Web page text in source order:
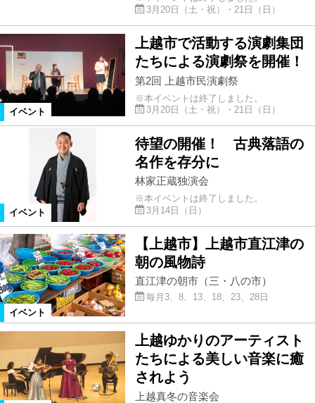
3月20日（土・祝）・21日（日）
イベント
上越市で活動する演劇集団
たちによる演劇祭を開催！
第2回 上越市民演劇祭
※本イベントは終了しました。
3月20日（土・祝）・21日（日）
イベント
待望の開催！ 古典落語の
名作を存分に
林家正蔵独演会
※本イベントは終了しました。
3月14日（日）
イベント
【上越市】上越市直江津の
朝の風物詩
直江津の朝市（三・八の市）
毎月3、8、13、18、23、28日
上越ゆかりのアーティスト
たちによる美しい音楽に癒
されよう
上越真冬の音楽会